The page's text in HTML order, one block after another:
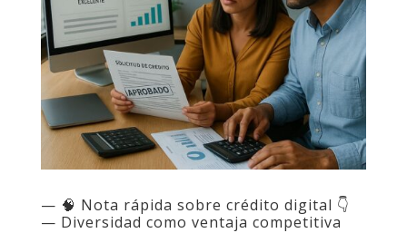
— 🧠 Nota rápida sobre crédito digital 👇
— Diversidad como ventaja competitiva